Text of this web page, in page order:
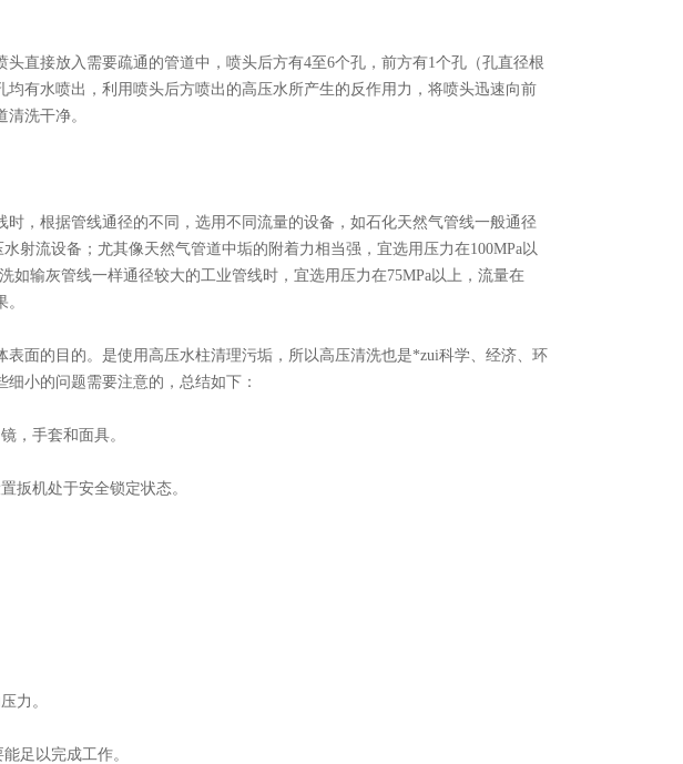
接放入需要疏通的管道中，喷头后方有4至6个孔，前方有1个孔（孔直径根
有水喷出，利用喷头后方喷出的高压水所产生的反作用力，将喷头迅速向前
洗干净。
根据管线通径的不同，选用不同流量的设备，如石化天然气管线一般通径
射流设备；尤其像天然气管道中垢的附着力相当强，宜选用压力在100MPa以
如输灰管线一样通径较大的工业管线时，宜选用压力在75MPa以上，流量在
表面的目的。是使用高压水柱清理污垢，所以高压清洗也是*zui科学、经济、环
小的问题需要注意的，总结如下：
，手套和面具。
机处于安全锁定状态。
力。
足以完成工作。